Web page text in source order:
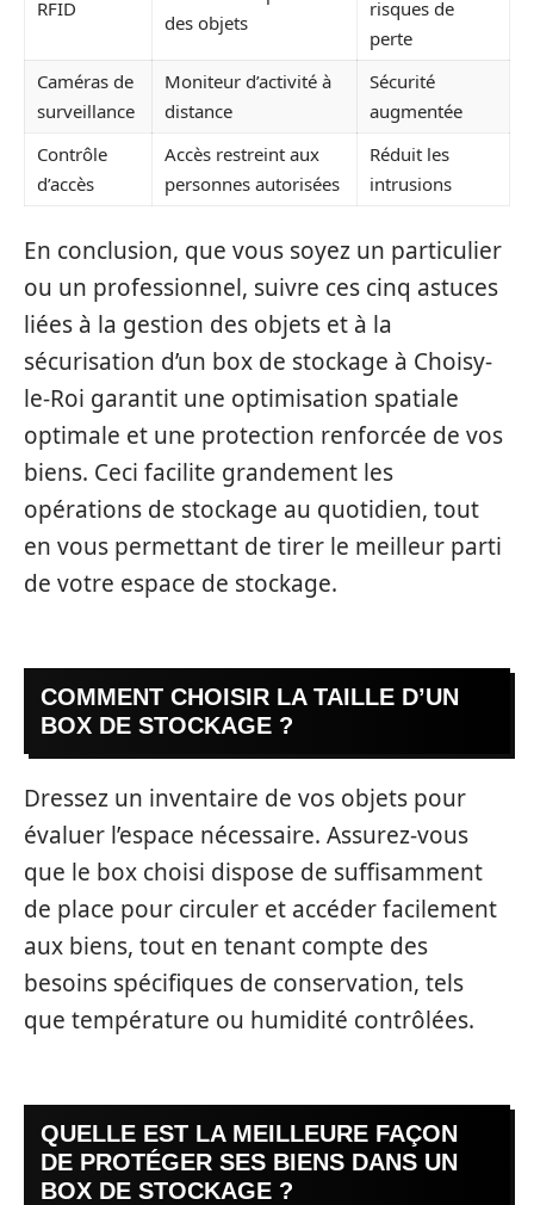
RFID
des objets
risques de
perte
Caméras de
surveillance
Moniteur d’activité à
distance
Sécurité
augmentée
Contrôle
d’accès
Accès restreint aux
personnes autorisées
Réduit les
intrusions
En conclusion, que vous soyez un particulier
ou un professionnel, suivre ces cinq astuces
liées à la gestion des objets et à la
sécurisation d’un box de stockage à Choisy-
le-Roi garantit une optimisation spatiale
optimale et une protection renforcée de vos
biens. Ceci facilite grandement les
opérations de stockage au quotidien, tout
en vous permettant de tirer le meilleur parti
de votre espace de stockage.
COMMENT CHOISIR LA TAILLE D’UN
BOX DE STOCKAGE ?
Dressez un inventaire de vos objets pour
évaluer l’espace nécessaire. Assurez-vous
que le box choisi dispose de suffisamment
de place pour circuler et accéder facilement
aux biens, tout en tenant compte des
besoins spécifiques de conservation, tels
que température ou humidité contrôlées.
QUELLE EST LA MEILLEURE FAÇON
DE PROTÉGER SES BIENS DANS UN
BOX DE STOCKAGE ?